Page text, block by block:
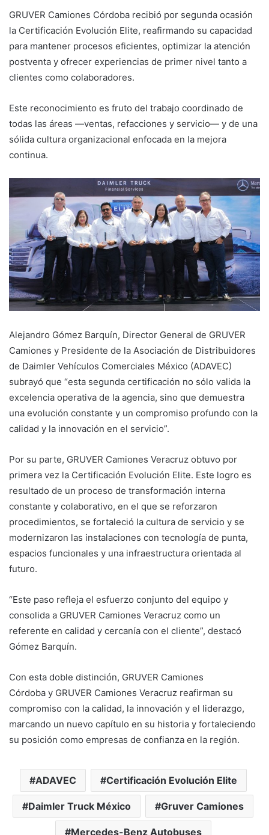
GRUVER Camiones Córdoba recibió por segunda ocasión
la Certificación Evolución Elite, reafirmando su capacidad
para mantener procesos eficientes, optimizar la atención
postventa y ofrecer experiencias de primer nivel tanto a
clientes como colaboradores.
Este reconocimiento es fruto del trabajo coordinado de
todas las áreas —ventas, refacciones y servicio— y de una
sólida cultura organizacional enfocada en la mejora
continua.
Alejandro Gómez Barquín, Director General de GRUVER
Camiones y Presidente de la Asociación de Distribuidores
de Daimler Vehículos Comerciales México (ADAVEC)
subrayó que “esta segunda certificación no sólo valida la
excelencia operativa de la agencia, sino que demuestra
una evolución constante y un compromiso profundo con la
calidad y la innovación en el servicio”.
Por su parte, GRUVER Camiones Veracruz obtuvo por
primera vez la Certificación Evolución Elite. Este logro es
resultado de un proceso de transformación interna
constante y colaborativo, en el que se reforzaron
procedimientos, se fortaleció la cultura de servicio y se
modernizaron las instalaciones con tecnología de punta,
espacios funcionales y una infraestructura orientada al
futuro.
“Este paso refleja el esfuerzo conjunto del equipo y
consolida a GRUVER Camiones Veracruz como un
referente en calidad y cercanía con el cliente”, destacó
Gómez Barquín.
Con esta doble distinción, GRUVER Camiones
Córdoba y GRUVER Camiones Veracruz reafirman su
compromiso con la calidad, la innovación y el liderazgo,
marcando un nuevo capítulo en su historia y fortaleciendo
su posición como empresas de confianza en la región.
ADAVEC Certificación Evolución Elite
Daimler Truck México Gruver Camiones
Mercedes-Benz Autobuses